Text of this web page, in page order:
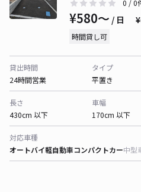
0 / 0
¥580〜 / 日
時間貸し可
貸出時間
24時間営業
タイプ
平置き
長さ
430cm 以下
車幅
170cm 以下
対応車種
オートバイ軽自動車コンパクトカー中型